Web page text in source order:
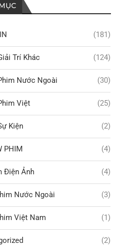
(181)
Trí Khác (124)
Nước Ngoài (30)
Việt (25)
Kiện (2)
PHIM (4)
Điện Ảnh (4)
Nước Ngoài (3)
Việt Nam (1)
(2)